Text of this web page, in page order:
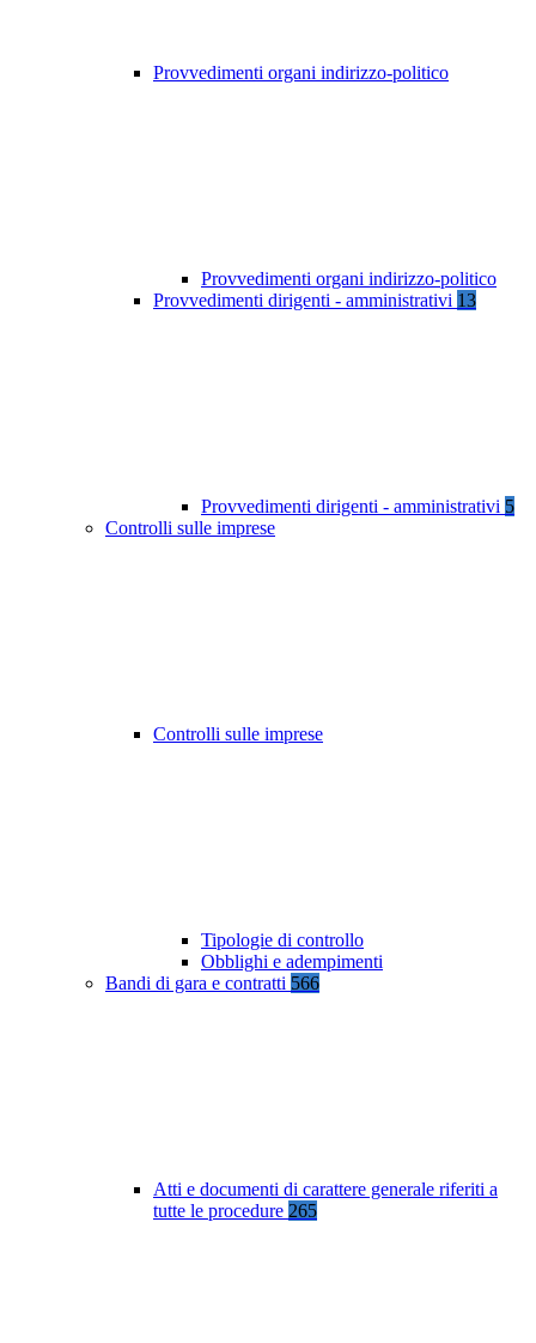
Provvedimenti organi indirizzo-politico
Provvedimenti organi indirizzo-politico
Provvedimenti dirigenti - amministrativi 13
Provvedimenti dirigenti - amministrativi 5
Controlli sulle imprese
Controlli sulle imprese
Tipologie di controllo
Obblighi e adempimenti
Bandi di gara e contratti 566
Atti e documenti di carattere generale riferiti a
tutte le procedure 265